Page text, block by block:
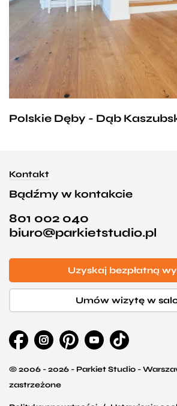
Polskie Dęby - Dąb
Kontakt
Bądźmy w kontakcie
801 002 040
biuro@parkietstudio.pl
Uzyskaj bezpłatną
Umów wizytę w
© 2006 - 2026 - Parkiet Studio -
zastrzeżone